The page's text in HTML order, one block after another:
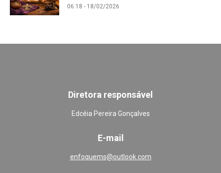
06:18 - 18/02/2026
Diretora responsável
Edcéia Pereira Gonçalves
E-mail
enfoquems@outlook.com